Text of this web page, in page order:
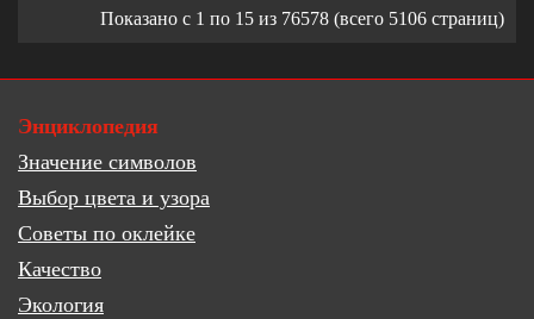
Показано с 1 по 15 из 76578 (всего 5106 страниц)
Энциклопедия
Значение символов
Выбор цвета и узора
Советы по оклейке
Качество
Экология